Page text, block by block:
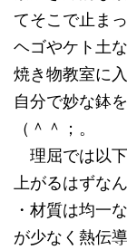
てそこで止ま
ヘゴやケト土
焼き物教室に入
自分で妙な鉢
（＾＾；。
理屈では以
上がるはずなん
・材質は均一
が少なく熱伝